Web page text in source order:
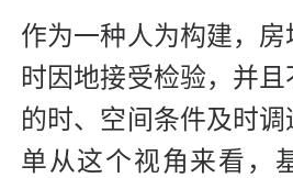
作为一种人为构建，
时因地接受检验，并
的时、空间条件及时
单从这个视角来看，